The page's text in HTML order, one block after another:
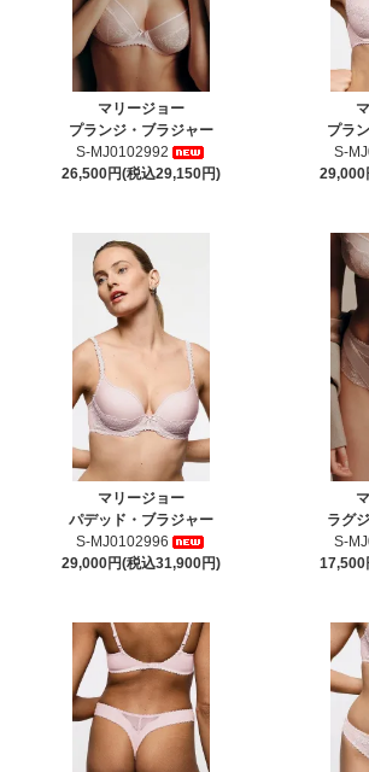
マリージョー
プランジ・ブラジャー
S-MJ0102992
26,500円(税込29,150円)
プラ
S-
29,000
マリージョー
パデッド・ブラジャー
S-MJ0102996
29,000円(税込31,900円)
ラグ
S-
17,500